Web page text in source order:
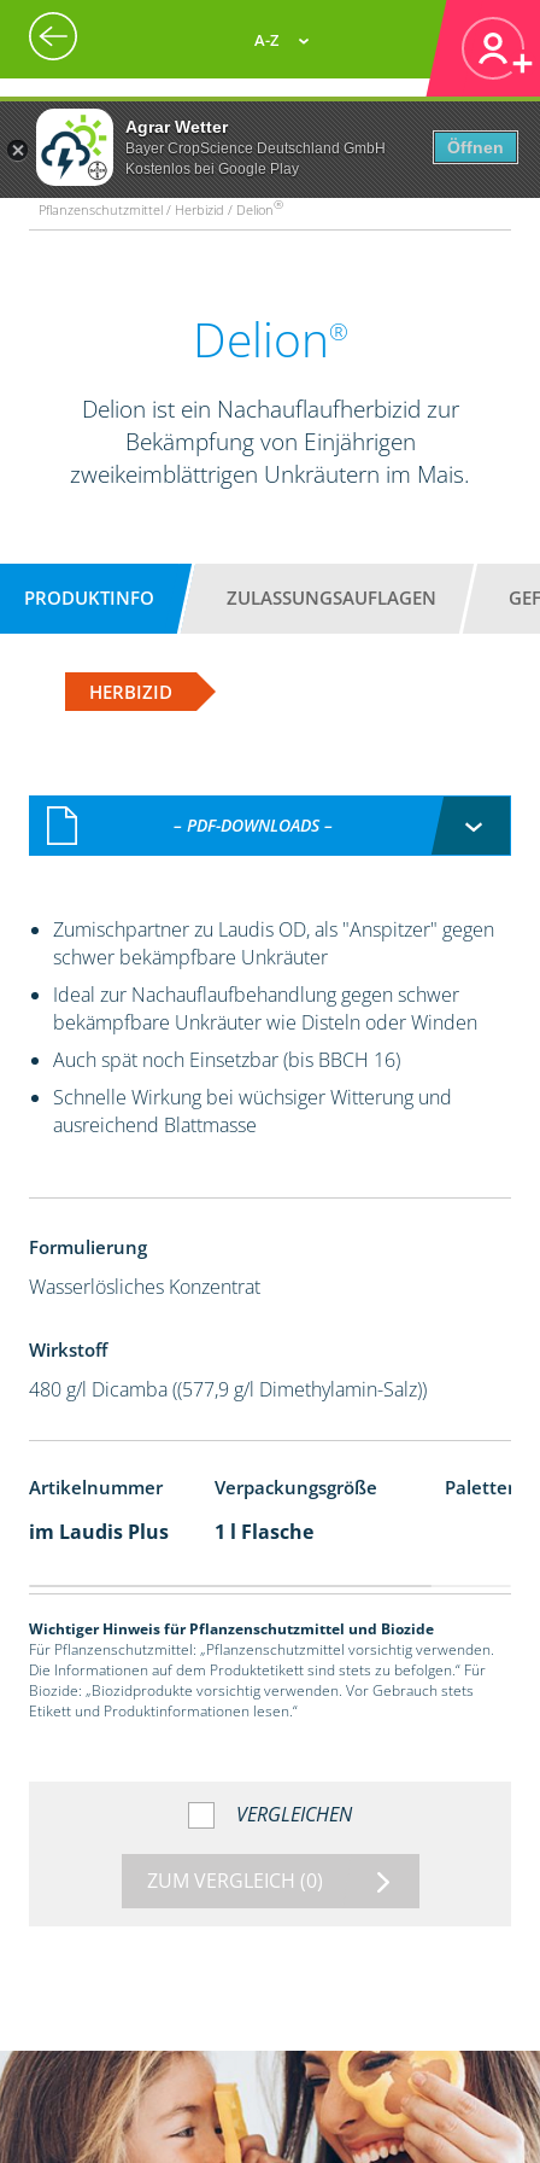
Agrar Wetter
Bayer CropScience Deutschland GmbH
Kostenlos bei Google Play
Öffnen
A-Z
Pflanzenschutzmittel / Herbizid / Delion®
Delion®
Delion ist ein Nachauflaufherbizid zur
Bekämpfung von Einjährigen
zweikeimblättrigen Unkräutern im Mais.
PRODUKTINFO ZULASSUNGSAUFLAGEN
HERBIZID
– PDF-DOWNLOADS –
Zumischpartner zu Laudis OD, als "Anspitzer" gegen
schwer bekämpfbare Unkräuter
Ideal zur Nachauflaufbehandlung gegen schwer
bekämpfbare Unkräuter wie Disteln oder Winden
Auch spät noch Einsetzbar (bis BBCH 16)
Schnelle Wirkung bei wüchsiger Witterung und
ausreichend Blattmasse
Formulierung
Wasserlösliches Konzentrat
Wirkstoff
480 g/l Dicamba ((577,9 g/l Dimethylamin-Salz))
Artikelnummer Verpackungsgröße
im Laudis Plus 1 l Flasche
Wichtiger Hinweis für Pflanzenschutzmittel und Biozide
Für Pflanzenschutzmittel: „Pflanzenschutzmittel vorsichtig verwenden.
Die Informationen auf dem Produktetikett sind stets zu befolgen.“ Für
Biozide: „Biozidprodukte vorsichtig verwenden. Vor Gebrauch stets
Etikett und Produktinformationen lesen.“
VERGLEICHEN
ZUM VERGLEICH (0)